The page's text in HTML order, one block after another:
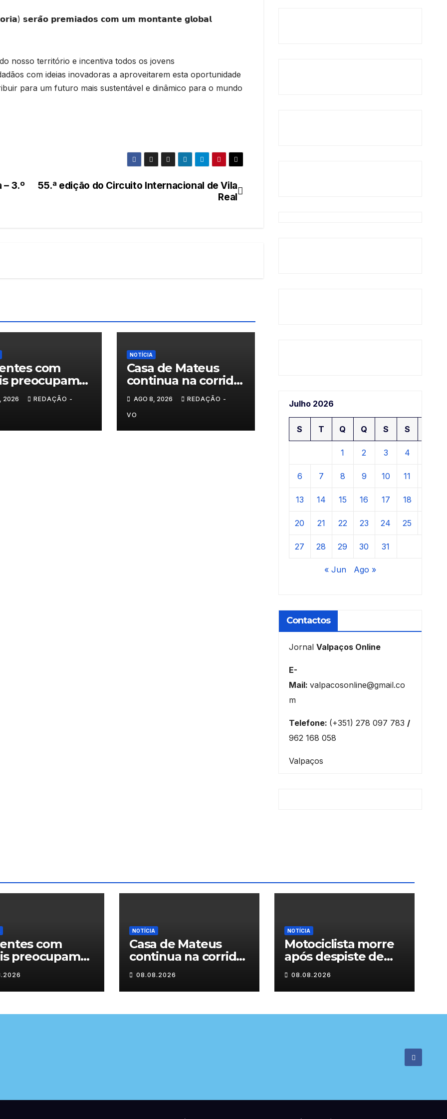
𝘀𝗲𝗿𝗮̃𝗼 𝗽𝗿𝗲𝗺𝗶𝗮𝗱𝗼𝘀 𝗰𝗼𝗺 𝘂𝗺 𝗺𝗼𝗻𝘁𝗮𝗻𝘁𝗲 𝗴𝗹𝗼𝗯𝗮𝗹
nosso território e incentiva todos os jovens
com ideias inovadoras a aproveitarem esta oportunidade
para um futuro mais sustentável e dinâmico para o mundo
55.ª edição do Circuito Internacional de Vila
Real
– 3.º
com
preocupam
de
os-Montes
2026 REDAÇÃO -
NOTÍCIA
Casa de Mateus
continua na corrida
Maravilhas de
Portugal
AGO 8, 2026 REDAÇÃO -
VO
Julho 2026
S T Q Q S S
1 2 3 4
6 7 8 9 10 11
13 14 15 16 17 18
20 21 22 23 24 25
27 28 29 30 31
« Jun Ago »
Contactos
Jornal Valpaços Online
E-
Mail: valpacosonline@gmail.co
m
Telefone: (+351) 278 097 783 /
962 168 058
Valpaços
com
preocupam
de
os-Montes
NOTÍCIA
Casa de Mateus
continua na corrida
das Novas 7
Maravilhas de
Portugal
08.08.2026
NOTÍCIA
Motociclista morre
após despiste de
moto em Chaves
08.08.2026